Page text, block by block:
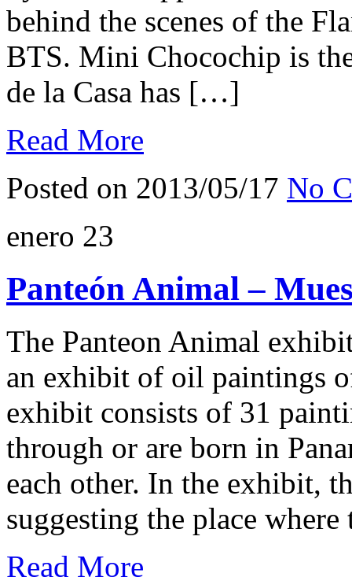
behind the scenes of the
BTS. Mini Chocochip is
de la Casa has […]
Read More
Posted on 2013/05/17 No
enero 23
Panteón Animal –
The Panteon Animal
an exhibit of oil paintings
exhibit consists of 31
through or are born in
each other. In the exhibit,
suggesting the place
Read More